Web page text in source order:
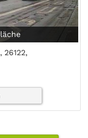
26122,